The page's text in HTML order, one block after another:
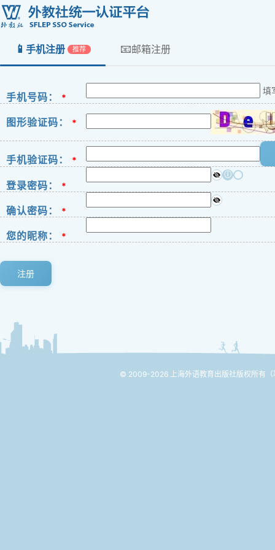
📱 手机注册 推荐 📧邮箱注册
手机号码： *
填
图形验证码： *
手机验证码： *
登录密码： *
ⓘ
确认密码： *
您的昵称： *
注册
© 2009-2026 上海外语教育出版社版权所有